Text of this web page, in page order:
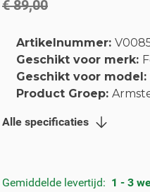
€ 89,00
Artikelnummer:
Geschikt voor merk:
Geschikt voor model:
Product Groep:
Alle specificaties
Gemiddelde levertijd: 1 - 3